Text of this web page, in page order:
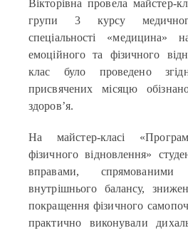
Вікторівна провела майстер-
групи 3 курсу
спеціальності «медицина»
емоційного та фізичного
клас було проведено
присвячених місяцю
здоров’я.
На майстер-класі
фізичного відновлення»
вправами,
внутрішнього балансу,
покращення фізичного
практично виконували